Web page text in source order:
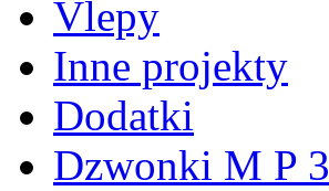
Vlepy
Inne projekty
Dodatki
Dzwonki M P 3